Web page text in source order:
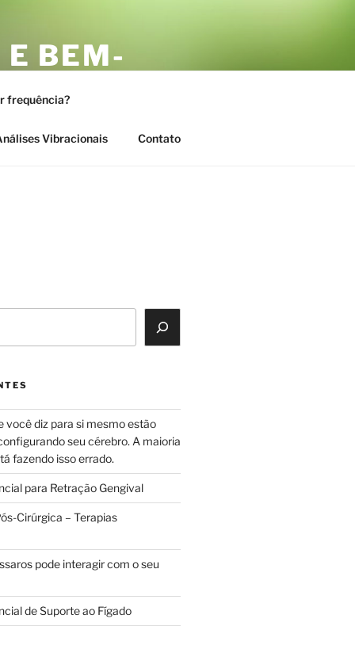
BEM-
frequência?
Vibracionais Contato
você diz para si mesmo estão
seu cérebro. A maioria
fazendo isso errado.
para Retração Gengival
Cirúrgica – Terapias
pode interagir com o seu
de Suporte ao Fígado